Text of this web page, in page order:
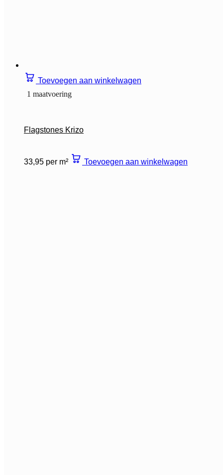
Toevoegen aan winkelwagen
1 maatvoering
Flagstones Krizo
33,95 per m² Toevoegen aan winkelwagen